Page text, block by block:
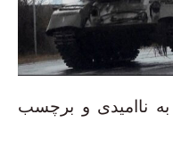
ناامیدی و برچسب